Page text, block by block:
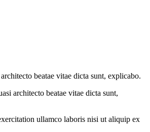
beatae vitae dicta sunt, explicabo.
architecto beatae vitae dicta sunt,
ullamco laboris nisi ut aliquip ex